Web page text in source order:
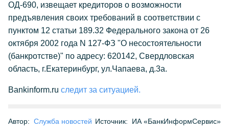
ОД-690, извещает кредиторов о возможности
предъявления своих требований в соответствии с
пунктом 12 статьи 189.32 Федерального закона от 26
октября 2002 года N 127-ФЗ "О несостоятельности
(банкротстве)" по адресу: 620142, Свердловская
область, г.Екатеринбург, ул.Чапаева, д.3а.
Bankinform.ru следит за ситуацией.
Автор: Служба новостей Источник: ИА «БанкИнформСервис»